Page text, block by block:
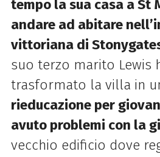
tempo la sua casa a St
andare ad abitare
vittoriana di
suo terzo marito Lewis
trasformato la villa in
rieducazione per
avuto problemi con la
vecchio edificio dove